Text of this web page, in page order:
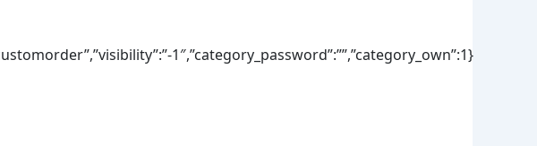
1″,”category_password”:””,”category_own”:1}